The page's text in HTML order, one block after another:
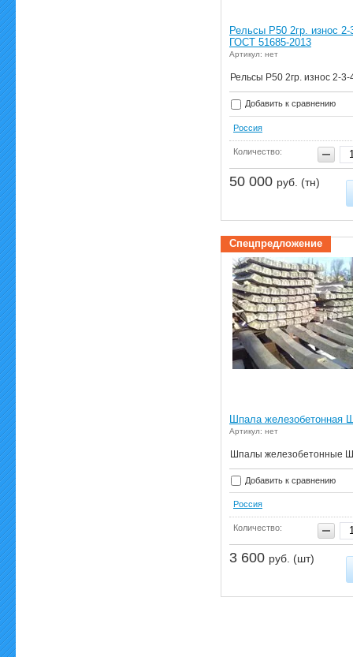
Рельсы Р50 2гр. износ
ГОСТ 51685-2013
Артикул: нет
Рельсы Р50 2гр. износ 2-
Добавить к сравнению
Россия
Количество:
50 000 руб. (тн)
Спецпредложение
Шпала железобетонная
Артикул: нет
Шпалы железобетонные
Добавить к сравнению
Россия
Количество:
3 600 руб. (шт)